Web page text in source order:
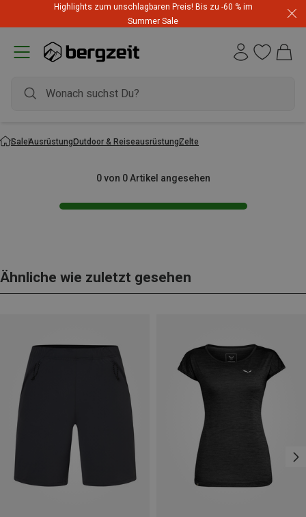
Highlights zum unschlagbaren Preis! Bis zu -60 % im
Summer Sale
SaleAusrüstungOutdoor & ReiseausrüstungZelte
0 von 0 Artikel angesehen
Ähnliche wie zuletzt gesehen